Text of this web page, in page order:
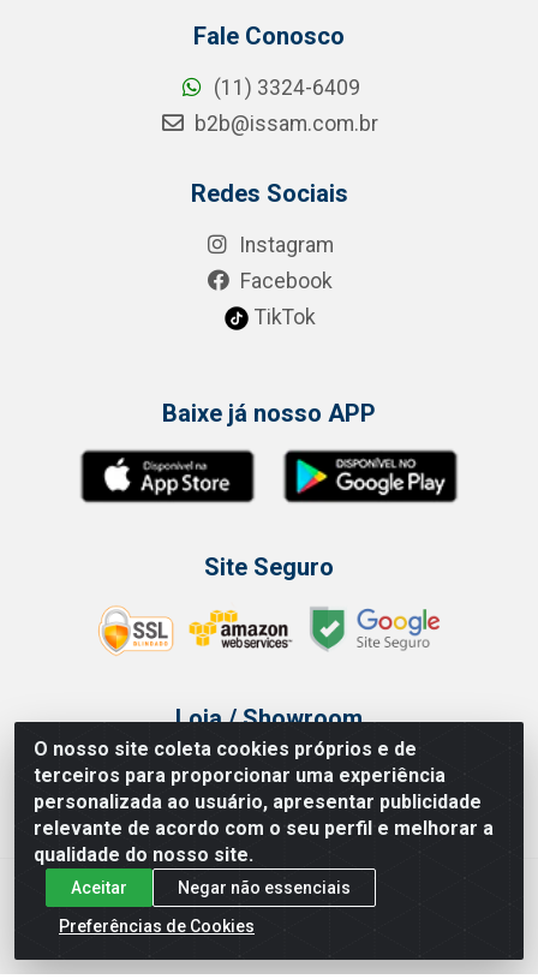
O nosso site coleta cookies próprios e de
terceiros para proporcionar uma experiência
personalizada ao usuário, apresentar publicidade
relevante de acordo com o seu perfil e melhorar a
qualidade do nosso site.
Aceitar
Negar não essenciais
Preferências de Cookies
Fale Conosco
(11) 3324-6409
b2b@issam.com.br
Redes Sociais
Instagram
Facebook
TikTok
Baixe já nosso APP
Site Seguro
Loja / Showroom
Tel.: (11) 3314 6400
Av Vautier, 468 - Pari - São Paulo/SP
Issam Importação e Exportação LTDA - Av. Vautier, 468 - Pari, São
Paulo/ SP - CEP 03032-000 - CNPJ 00.327.385/0003-68